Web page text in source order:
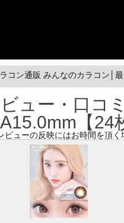
コン通販 みんなのカラコン│
ュー・口コ
【24
ビューの反映にはお時間を頂く